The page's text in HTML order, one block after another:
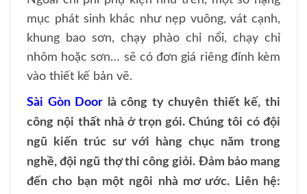
mục phát sinh khác như nẹp vuông, vát cạnh,
khung bao sơn, chạy phào chỉ nổi, chạy chỉ
nhôm hoặc sơn… sẽ có đơn giá riêng đính kèm
vào thiết kế bản vẽ.
Sài Gòn Door là công ty chuyên thiết kế, thi
công nội thất nhà ở trọn gói. Chúng tôi có đội
ngũ kiến trúc sư với hàng chục năm trong
nghề, đội ngũ thợ thi công giỏi. Đảm bảo mang
đến cho bạn một ngôi nhà mơ ước. Liên hệ: